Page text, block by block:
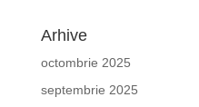
Arhive
octombrie 2025
septembrie 2025